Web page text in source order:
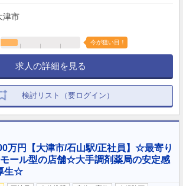
津市
今が狙い目！
求人の詳細を見る
検討リスト（要ログイン）
万円【大津市/石山駅/正社員】☆最寄り
ール型の店舗☆大手調剤薬局の安定感
生☆